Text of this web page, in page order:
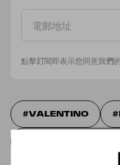
點擊訂閱即表示您同意我們的
VALENTINO